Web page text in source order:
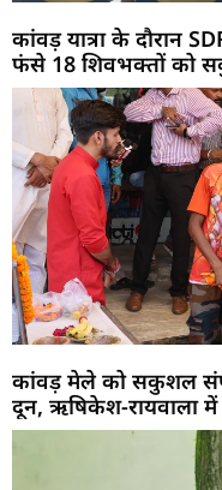
कांवड़ यात्रा के दौरान
फंसे 18 शिवभक्तों को
कांवड़ मेले को सकुशल
दून, ऋषिकेश-रायवाला